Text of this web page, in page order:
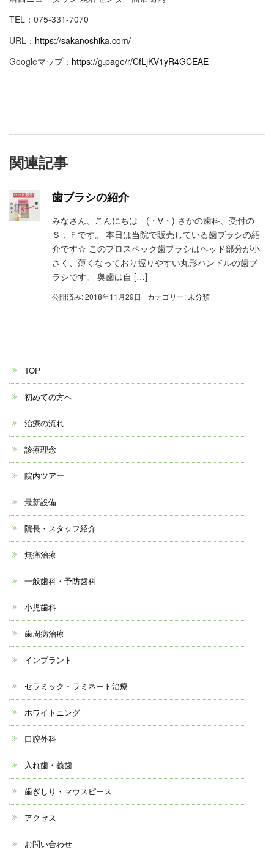
TEL：075-331-7070
URL： https://sakanoshika.com/
Googleマップ： https://g.page/r/CfLjKV1yR4GCEAE
関連記事
歯ブラシの紹介
みなさん、こんにちは (・∀・) さかの歯科、受付の
Ｓ，Ｆです。 本日は当院で販売している歯ブラシの紹
介です☆ このプロスペック歯ブラシはヘッド部分が小
さく、薄くなっており握りやすい丸形ハンドルの歯ブ
ラシです。 奥歯は自 […]
公開済み: 2018年11月29日 カテゴリー:未分類
TOP
初めての方へ
治療の流れ
診療理念
院内ツアー
最新設備
院長・スタッフ紹介
無痛治療
一般歯科・予防歯科
小児歯科
歯周病治療
インプラント
セラミック・ラミネート治療
ホワイトニング
口腔外科
入れ歯・義歯
歯ぎしり・マウスピース
アクセス
お問い合わせ